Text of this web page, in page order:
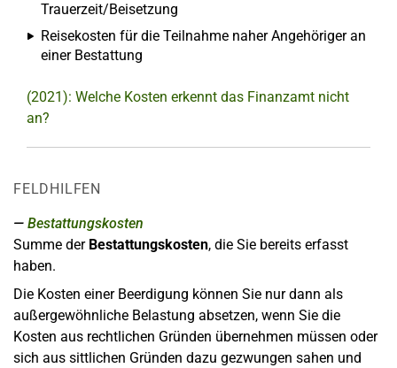
Trauerzeit/Beisetzung
Reisekosten für die Teilnahme naher Angehöriger an
einer Bestattung
(2021): Welche Kosten erkennt das Finanzamt nicht
an?
FELDHILFEN
Bestattungskosten
Summe der Bestattungskosten, die Sie bereits erfasst
haben.
Die Kosten einer Beerdigung können Sie nur dann als
außergewöhnliche Belastung absetzen, wenn Sie die
Kosten aus rechtlichen Gründen übernehmen müssen oder
sich aus sittlichen Gründen dazu gezwungen sahen und